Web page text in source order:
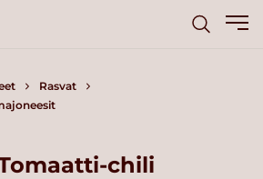
Rasvat
chili